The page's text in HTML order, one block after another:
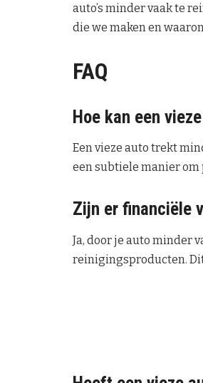
auto’s minder vaak te
die we maken en
FAQ
Hoe kan een
Een vieze auto trekt
een subtiele manier
Zijn er financiële
Ja, door je auto minder
reinigingsproducten.